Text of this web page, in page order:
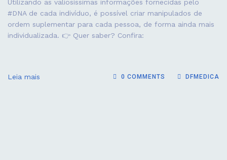
Anti-
Aging
Utilizando as valiosíssimas informações fornecidas pelo
‪#‎DNA‬ de cada indivíduo, é possível criar manipulados de
ordem suplementar para cada pessoa, de forma ainda mais
individualizada. 👉 Quer saber? Confira:
Leia mais 0 COMMENTS DFMEDICA